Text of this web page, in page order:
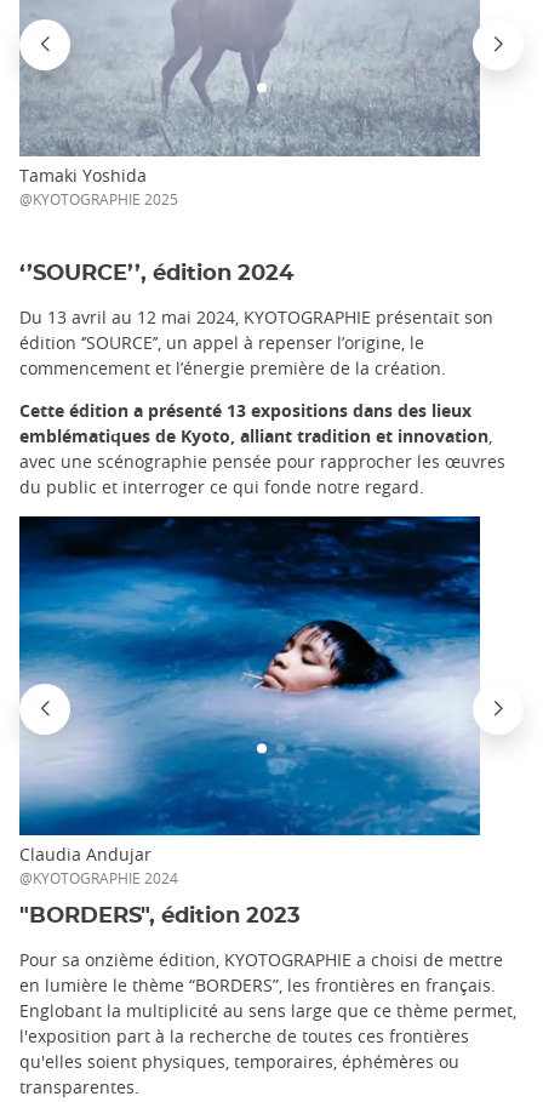
Tamaki Yoshida
@KYOTOGRAPHIE 2025
‘’SOURCE’’, édition 2024
Du 13 avril au 12 mai 2024, KYOTOGRAPHIE présentait son
édition ‘’SOURCE’’, un appel à repenser l’origine, le
commencement et l’énergie première de la création.
Cette édition a présenté 13 expositions dans des lieux
emblématiques de Kyoto, alliant tradition et innovation,
avec une scénographie pensée pour rapprocher les œuvres
du public et interroger ce qui fonde notre regard.
Claudia Andujar
@KYOTOGRAPHIE 2024
"BORDERS", édition 2023
Pour sa onzième édition, KYOTOGRAPHIE a choisi de mettre
en lumière le thème “BORDERS”, les frontières en français.
Englobant la multiplicité au sens large que ce thème permet,
l'exposition part à la recherche de toutes ces frontières
qu'elles soient physiques, temporaires, éphémères ou
transparentes.